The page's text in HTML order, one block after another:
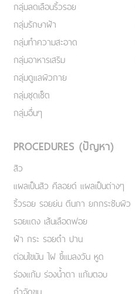
กลุ่มลดเลือนริ้วรอย
กลุ่มรักษาฝ้า
กลุ่มทำความสะอาด
กลุ่มอาหารเสริม
กลุ่มดูแลผิวกาย
กลุ่มชุดเซ็ต
กลุ่มอื่นๆ
PROCEDURES (ปัญหา)
สิว
แผลเป็นสิว คีลอยด์ แผลเป็นต่างๆ
ริ้วรอย รอยย่น ตีนกา ยกกระชับผิว
รอยแดง เส้นเลือดฟอย
ฝ้า กระ รอยดำ ปาน
ต่อมไขมัน ไฝ ขี้แมลงวัน หูด
ร่องแก้ม ร่องน้ำตา แก้มตอบ